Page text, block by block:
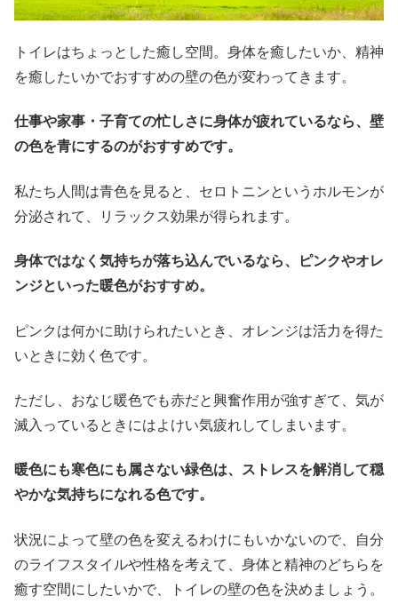
トイレはちょっとした癒し空間。身体を癒したいか、精神
を癒したいかでおすすめの壁の色が変わってきます。
仕事や家事・子育ての忙しさに身体が疲れているなら、壁
の色を青にするのがおすすめです。
私たち人間は青色を見ると、セロトニンというホルモンが
分泌されて、リラックス効果が得られます。
身体ではなく気持ちが落ち込んでいるなら、ピンクやオレ
ンジといった暖色がおすすめ。
ピンクは何かに助けられたいとき、オレンジは活力を得た
いときに効く色です。
ただし、おなじ暖色でも赤だと興奮作用が強すぎて、気が
滅入っているときにはよけい気疲れしてしまいます。
暖色にも寒色にも属さない緑色は、ストレスを解消して穏
やかな気持ちになれる色です。
状況によって壁の色を変えるわけにもいかないので、自分
のライフスタイルや性格を考えて、身体と精神のどちらを
癒す空間にしたいかで、トイレの壁の色を決めましょう。